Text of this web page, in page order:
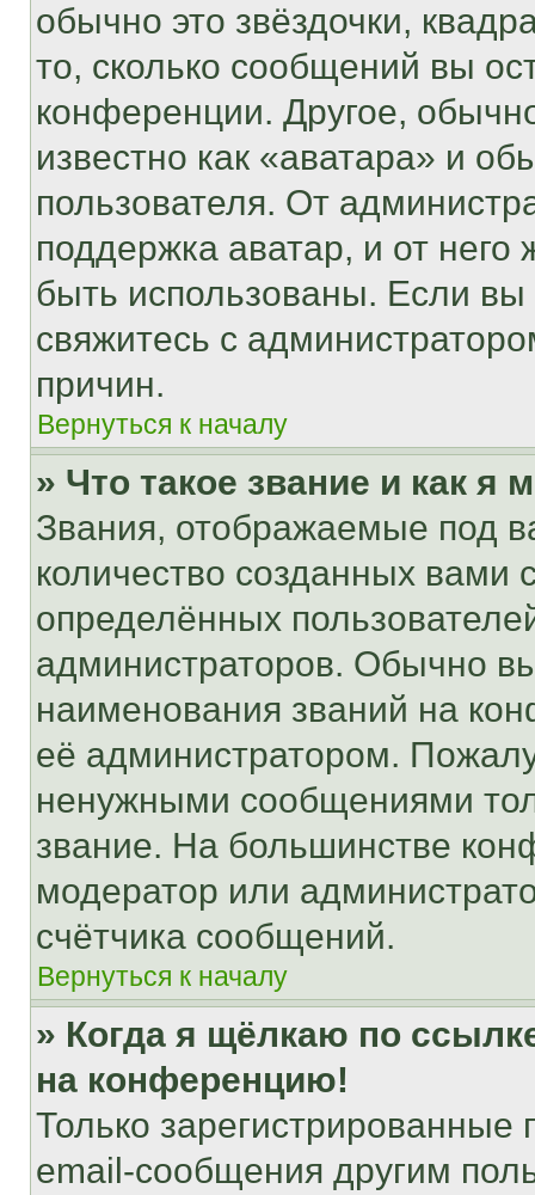
обычно это звёздочки,
то, сколько сообщений вы
конференции. Другое,
известно как «аватара» и
пользователя. От
поддержка аватар, и от него
быть использованы. Если
свяжитесь с
причин.
Вернуться к началу
» Что такое звание и как я
Звания, отображаемые под
количество созданных
определённых
администраторов. Обычно
наименования званий на
её администратором.
ненужными сообщениями
звание. На большинстве
модератор или
счётчика сообщений.
Вернуться к началу
» Когда я щёлкаю по
на конференцию!
Только зарегистрированные
email-сообщения другим